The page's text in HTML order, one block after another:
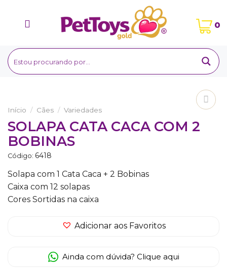
0
aos
Início / Cães / Variedades
SOLAPA CATA CACA COM 2
BOBINAS
Código: 6418
Solapa com 1 Cata Caca + 2 Bobinas
Caixa com 12 solapas
Cores Sortidas na caixa
Adicionar aos Favoritos
Ainda com dúvida? Clique aqui